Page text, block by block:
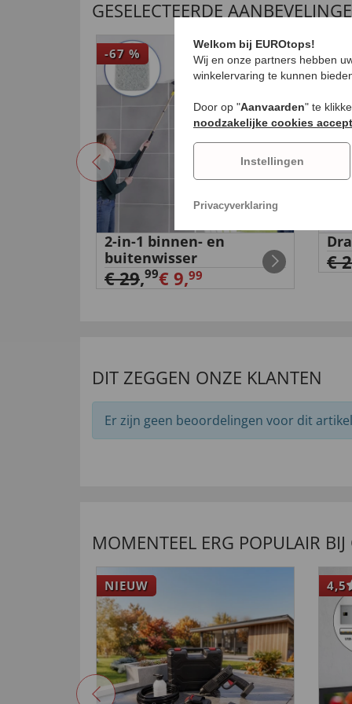
GESELECTEERDE
-67 %
2-in-1 binnen- en
buitenwisser
€ 29,99€ 9,99
€
DIT ZEGGEN ONZE KLANTEN
Er zijn geen beoordelingen voor dit
MOMENTEEL ERG POPULAIR
NIEUW 4,5
Welkom bij EUROtops!
Wij en onze partners hebben
winkelervaring te kunnen
Door op "Aanvaarden" te
noodzakelijke cookies
Instellingen
Privacyverklaring